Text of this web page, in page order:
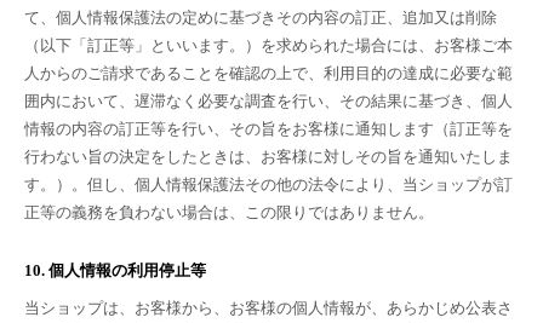
て、個人情報保護法の定めに基づきその内容の訂正、追加又は削除
（以下「訂正等」といいます。）を求められた場合には、お客様ご本
人からのご請求であることを確認の上で、利用目的の達成に必要な範
囲内において、遅滞なく必要な調査を行い、その結果に基づき、個人
情報の内容の訂正等を行い、その旨をお客様に通知します（訂正等を
行わない旨の決定をしたときは、お客様に対しその旨を通知いたしま
す。）。但し、個人情報保護法その他の法令により、当ショップが訂
正等の義務を負わない場合は、この限りではありません。
10. 個人情報の利用停止等
当ショップは、お客様から、お客様の個人情報が、あらかじめ公表さ